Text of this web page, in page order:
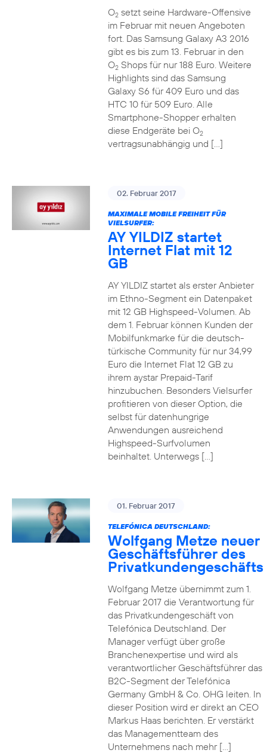
O2setzt seine Hardware-Offensive
im Februar mit neuen Angeboten
fort. Das Samsung Galaxy A3 2016
gibt es bis zum 13. Februar in den
O2Shops für nur 188 Euro. Weitere
Highlights sind das Samsung
Galaxy S6 für 409 Euro und das
HTC 10 für 509 Euro. Alle
Smartphone-Shopper erhalten
diese Endgeräte bei O2
vertragsunabhängig und […]
02. Februar 2017
MAXIMALE MOBILE FREIHEIT FÜR
VIELSURFER:
AY YILDIZ startet
Internet Flat mit 12
GB
AY YILDIZ startet als erster Anbieter
im Ethno-Segment ein Datenpaket
mit 12 GB Highspeed-Volumen. Ab
dem 1. Februar können Kunden der
Mobilfunkmarke für die deutsch-
türkische Community für nur 34,99
Euro die Internet Flat 12 GB zu
ihrem aystar Prepaid-Tarif
hinzubuchen. Besonders Vielsurfer
profitieren von dieser Option, die
selbst für datenhungrige
Anwendungen ausreichend
Highspeed-Surfvolumen
beinhaltet. Unterwegs […]
01. Februar 2017
TELEFÓNICA DEUTSCHLAND:
Wolfgang Metze neuer
Geschäftsführer des
Privatkundengeschäfts
Wolfgang Metze übernimmt zum 1.
Februar 2017 die Verantwortung für
das Privatkundengeschäft von
Telefónica Deutschland. Der
Manager verfügt über große
Branchenexpertise und wird als
verantwortlicher Geschäftsführer das
B2C-Segment der Telefónica
Germany GmbH & Co. OHG leiten. In
dieser Position wird er direkt an CEO
Markus Haas berichten. Er verstärkt
das Managementteam des
Unternehmens nach mehr […]